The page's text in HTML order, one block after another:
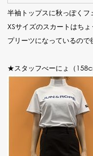
半袖トップスに秋っぽく
XSサイズのスカートはち
プリーツになっているので
★スタッフべーにょ（